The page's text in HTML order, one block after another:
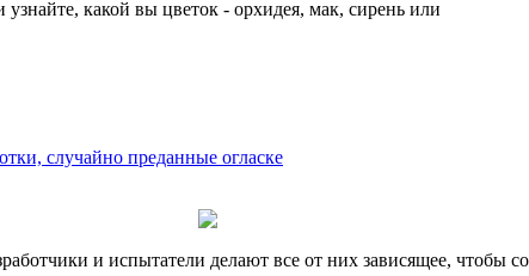
какой вы цветок - орхидея, мак, сирень или
случайно преданные огласке
и испытатели делают все от них зависящее, чтобы